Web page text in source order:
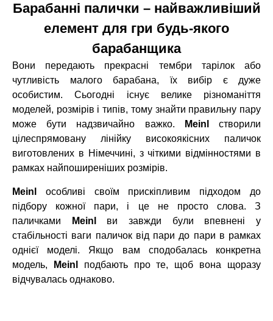
Барабанні палички – найважливіший
елемент для гри будь-якого
барабанщика
Вони передають прекрасні тембри тарілок або
чутливість малого барабана, їх вибір є дуже
особистим. Сьогодні існує велике різноманіття
моделей, розмірів і типів, тому знайти правильну пару
може бути надзвичайно важко.
Meinlстворили
цілеспрямовану лінійку високоякісних паличок
виготовлених в Німеччині, з чіткими відмінностями в
рамках найпоширеніших розмірів.
Meinl особливі своїм прискіпливим підходом до
підбору кожної пари, і це не просто слова. З
паличками
Meinl ви завжди були впевнені у
стабільності ваги паличок від пари до пари в рамках
однієї моделі. Якщо вам сподобалась конкретна
модель,
Meinl подбають про те, щоб вона щоразу
відчувалась однаково.